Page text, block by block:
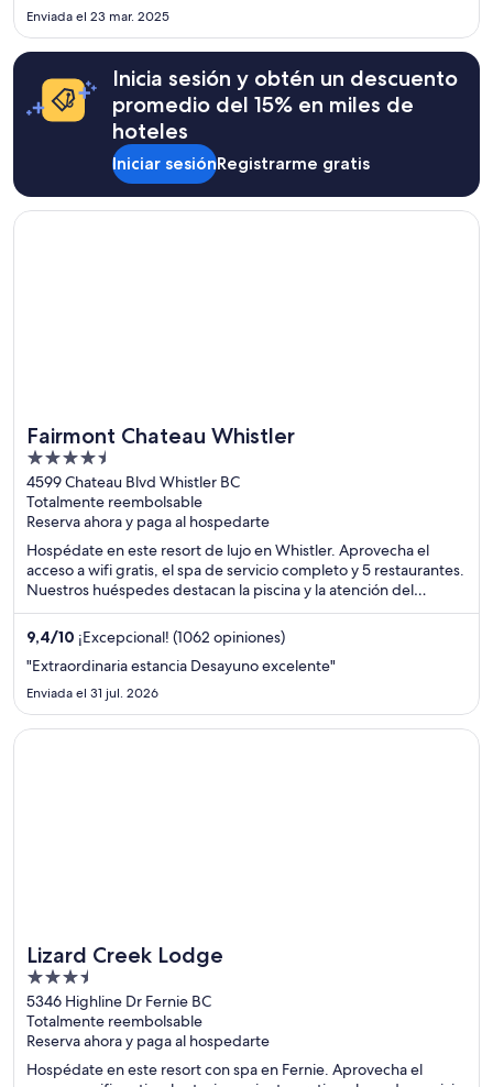
Enviada el 23 mar. 2025
Inicia sesión y obtén un descuento
promedio del 15% en miles de
hoteles
Iniciar sesiónRegistrarme gratis
Fairmont Chateau Whistler
4.5
out
of
5
4599 Chateau Blvd Whistler BC
Totalmente reembolsable
Reserva ahora y paga al hospedarte
Hospédate en este resort de lujo en Whistler. Aprovecha el
acceso a wifi gratis, el spa de servicio completo y 5 restaurantes.
Nuestros huéspedes destacan la piscina y la atención del
personal en sus opiniones. Estarás muy cerca de atracciones
como Estación de ski Whistler Blackcomb y Club de gol
fFairmont Chateau Whistler.
9,4/10 ¡Excepcional! (1062 opiniones)
"Extraordinaria estancia Desayuno excelente"
Enviada el 31 jul. 2026
Se abre en una nueva ventana
Fairmont Chateau Whistler
Lizard Creek Lodge
3.5
out
of
5
5346 Highline Dr Fernie BC
Totalmente reembolsable
Reserva ahora y paga al hospedarte
Hospédate en este resort con spa en Fernie. Aprovecha el
Se abre en una nueva ventana
Lizard Creek Lodge